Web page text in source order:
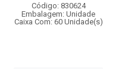
Código: 830624
Embalagem: Unidade
Caixa Com: 60 Unidade(s)